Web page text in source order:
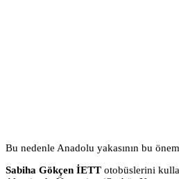
Bu nedenle Anadolu yakasının bu
Sabiha Gökçen İETT otobüslerini